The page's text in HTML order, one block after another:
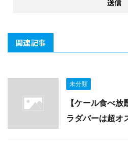
関連記事
未分類
【ケール食べ
ラダバーは超オ